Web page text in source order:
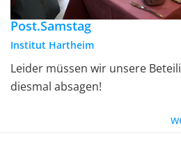
Post.Samstag
Institut Hartheim
Leider müssen wir unsere
diesmal absagen!